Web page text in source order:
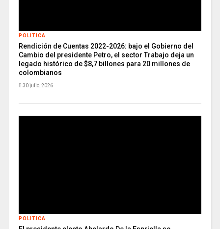
POLITICA
Rendición de Cuentas 2022-2026: bajo el Gobierno del
Cambio del presidente Petro, el sector Trabajo deja un
legado histórico de $8,7 billones para 20 millones de
colombianos
30 julio, 2026
POLITICA